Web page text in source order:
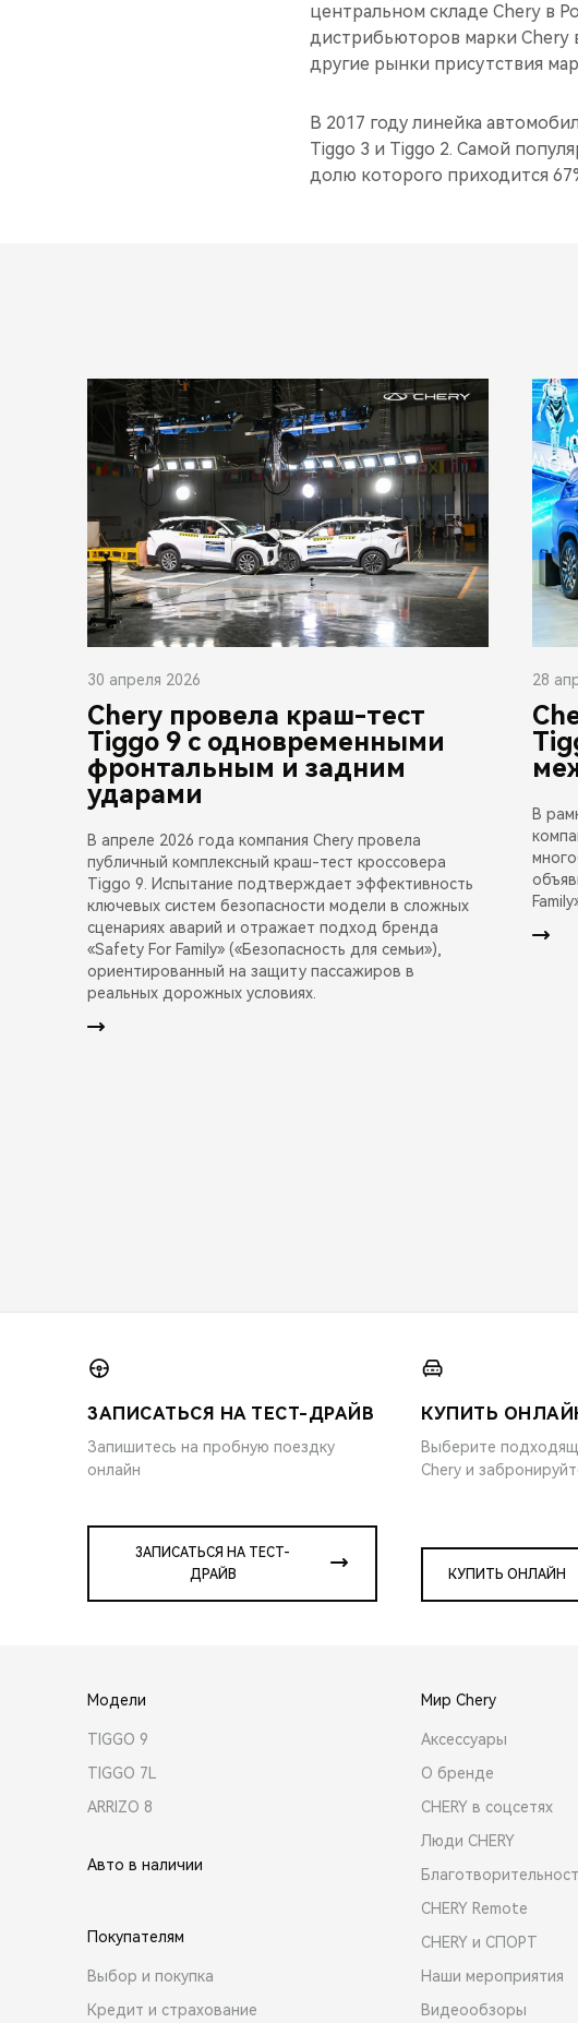
центральном складе Chery в
дистрибьюторов марки Chery
другие рынки присутствия
В 2017 году линейка
Tiggo 3 и Tiggo 2. Самой
долю которого приходится
30 апреля 2026
Chery провела краш-тест
Tiggo 9 с одновременными
фронтальным и задним
ударами
В апреле 2026 года компания Chery провела
публичный комплексный краш-тест кроссовера
Tiggo 9. Испытание подтверждает эффективность
ключевых систем безопасности модели в сложных
сценариях аварий и отражает подход бренда
«Safety For Family» («Безопасность для семьи»),
ориентированный на защиту пассажиров в
реальных дорожных условиях.
28
В
ЗАПИСАТЬСЯ НА ТЕСТ-ДРАЙВ
Запишитесь на пробную поездку
онлайн
ЗАПИСАТЬСЯ НА ТЕСТ-
ДРАЙВ
КУПИТЬ
Выберите
Chery и
КУПИТЬ ОНЛАЙН
Модели
TIGGO 9
TIGGO 7L
ARRIZO 8
Авто в наличии
Покупателям
Выбор и покупка
Кредит и страхование
Мир Chery
Аксессуары
О бренде
CHERY в соцсетях
Люди CHERY
CHERY Remote
CHERY и СПОРТ
Наши мероприятия
Видеообзоры